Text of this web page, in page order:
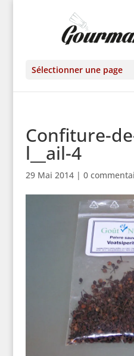
Sélectionner une page
Confiture-
l__ail-4
29 Mai 2014| 0